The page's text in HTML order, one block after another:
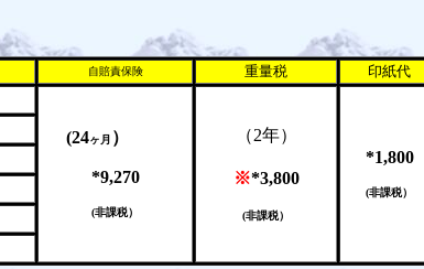
自賠責保険 重量税 印紙代
(24ヶ月 ）
*9,270
(非課税）
（2年）
※*3,800
(非課税）
*1,800
(非課税）